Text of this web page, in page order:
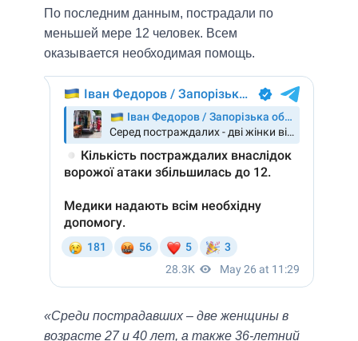
По последним данным, пострадали по
меньшей мере 12 человек. Всем
оказывается необходимая помощь.
«Среди пострадавших – две женщины в
возрасте 27 и 40 лет, а также 36-летний